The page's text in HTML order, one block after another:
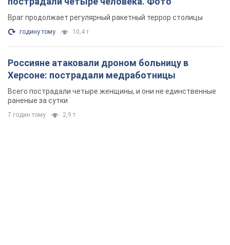
Враг продолжает регулярный ракетный террор столицы
годину тому 10,4 т.
Россияне атаковали дроном больницу в
Херсоне: пострадали медработницы
Всего пострадали четыре женщины, и они не единственные
раненые за сутки
7 годин тому 2,9 т.